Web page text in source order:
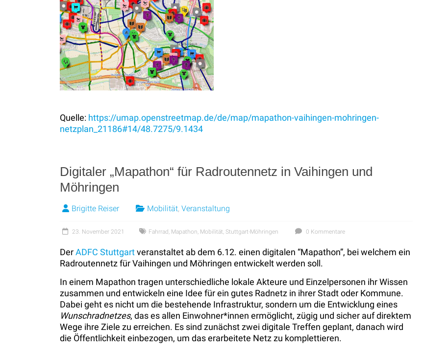
Quelle: https://umap.openstreetmap.de/de/map/mapathon-vaihingen-mohringen-
netzplan_21186#14/48.7275/9.1434
Digitaler „Mapathon“ für Radroutennetz in Vaihingen und
Möhringen
Brigitte Reiser Mobilität, Veranstaltung
23. November 2021 Fahrrad , Mapathon, Mobilität, Stuttgart-Möhringen 0 Kommentare
DerADFC Stuttgartveranstaltet ab dem 6.12. einen digitalen “Mapathon”, bei welchem ein
Radroutennetz für Vaihingen und Möhringen entwickelt werden soll.
In einem Mapathon tragen unterschiedliche lokale Akteure und Einzelpersonen ihr Wissen
zusammen und entwickeln eine Idee für ein gutes Radnetz in ihrer Stadt oder Kommune.
Dabei geht es nicht um die bestehende Infrastruktur, sondern um die Entwicklung eines
Wunschradnetzes, das es allen Einwohner*innen ermöglicht, zügig und sicher auf direktem
Wege ihre Ziele zu erreichen. Es sind zunächst zwei digitale Treffen geplant, danach wird
die Öffentlichkeit einbezogen, um das erarbeitete Netz zu komplettieren.